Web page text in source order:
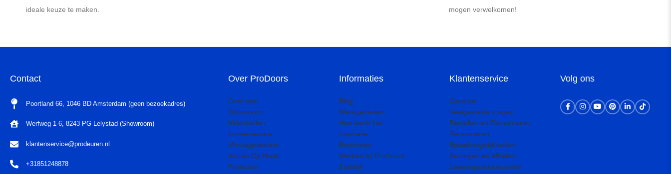
ideale keuze te maken.
mogen verwelkomen!
Contact
Poortland 66, 1046 BD Amsterdam (geen bezoekadres)
Werfweg 1-6, 8243 PG Lelystad (Showroom)
klantenservice@prodeuren.nl
+31851248878
Over ProDoors
Over ons
Showroom
Videobellen
Inmeetservice
Montageservice
Advies Op Maat
Projecten
Informaties
Blog
Werkgebieden
Hoe werkt het
Inspiratie
Brochures
Werken bij ProDoors
Zakelijk
Klantenservice
Garantie
Veelgestelde vragen
Bestellen en Retourneren
Retourneren
Betaalmogelijkheden
Bezorgen en Afhalen
Leveringsvoorwaarden
Volg ons